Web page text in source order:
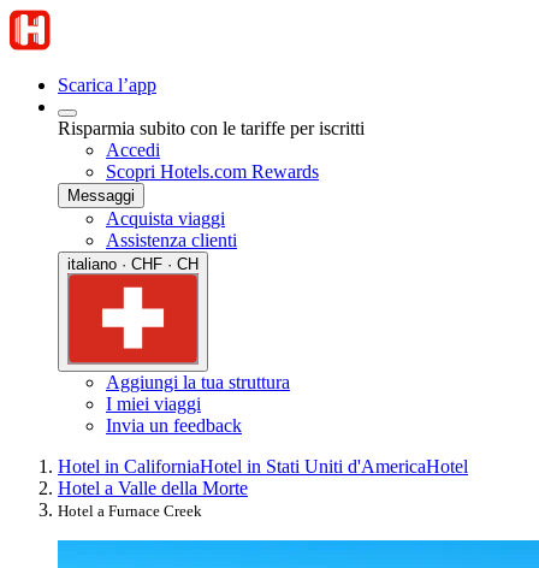
Scarica l’app
Risparmia subito con le tariffe per iscritti
Accedi
Scopri Hotels.com Rewards
Messaggi
Acquista viaggi
Assistenza clienti
italiano · CHF · CH
Aggiungi la tua struttura
I miei viaggi
Invia un feedback
Hotel in CaliforniaHotel in Stati Uniti d'AmericaHotel
Hotel a Valle della Morte
Hotel a Furnace Creek